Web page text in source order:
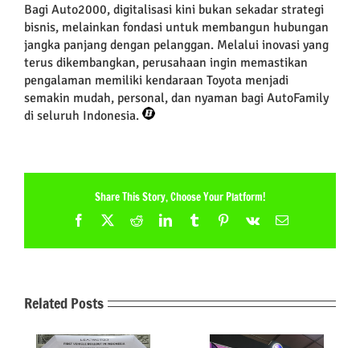
Bagi Auto2000, digitalisasi kini bukan sekadar strategi
bisnis, melainkan fondasi untuk membangun hubungan
jangka panjang dengan pelanggan. Melalui inovasi yang
terus dikembangkan, perusahaan ingin memastikan
pengalaman memiliki kendaraan Toyota menjadi
semakin mudah, personal, dan nyaman bagi AutoFamily
di seluruh Indonesia.
Share This Story, Choose Your Platform!
Facebook
X RedditLinkedInTumblrPinterest
Vk Email
Related Posts